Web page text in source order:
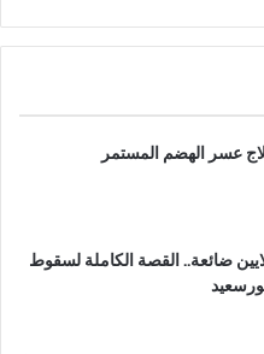
عسر الهضم المستمر
ضائعة.. القصة الكاملة لسقوط